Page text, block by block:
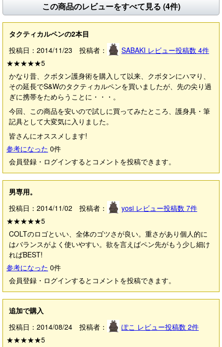
この商品のレビューをすべて見る (4件)
タクティカルペンの2本目
投稿日：2014/11/23 投稿者：
SABAKI レビュー投稿数 4件
★★★★★5
かなり昔、クボタン護身術を購入して以来、クボタンにハマり、
その延長でS&Wのタクティカルペンを買いましたが、先の尖り過
ぎに携帯をためらうことに・・・。
今回、この商品を安いので試しに買ってみたところ、護身具・筆
記具として大変気に入りました。
皆さんにオススメします!
参考になった 0件
会員登録・ログインするとコメントを投稿できます。
男専用。
投稿日：2014/11/02 投稿者：
yosi レビュー投稿数 7件
★★★★★5
COLTのロゴといい、全体のゴツさが良い。重さがあり個人的に
はバランスがよく使いやすい。欲を言えばペン先がもう少し細け
ればBEST!
参考になった 0件
会員登録・ログインするとコメントを投稿できます。
追加で購入
投稿日：2014/08/24 投稿者：
ぽこ レビュー投稿数 2件
★★★★★5